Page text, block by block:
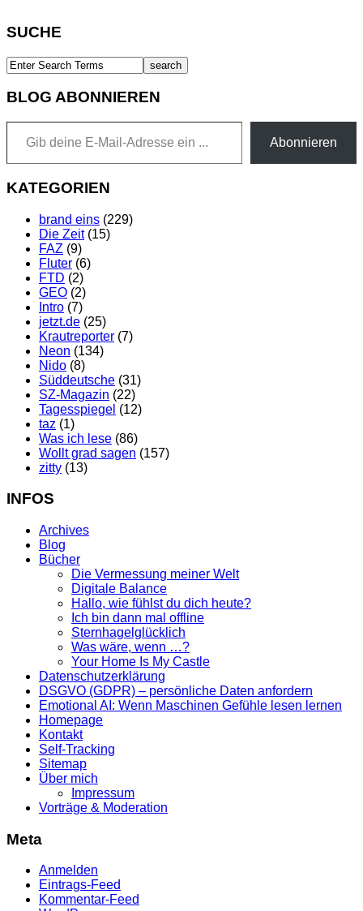
SUCHE
BLOG ABONNIEREN
Gib deine E-Mail-Adresse ein ...
Abonnieren
KATEGORIEN
brand eins (229)
Die Zeit(15)
FAZ (9)
Fluter (6)
FTD (2)
GEO (2)
Intro (7)
jetzt.de (25)
Krautreporter (7)
Neon (134)
Nido (8)
Süddeutsche (31)
SZ-Magazin (22)
Tagesspiegel (12)
taz (1)
Was ich lese (86)
Wollt grad sagen (157)
zitty (13)
INFOS
Archives
Blog
Bücher
Die Vermessung meiner Welt
Digitale Balance
Hallo, wie fühlst du dich heute?
Ich bin dann mal offline
Sternhagelglücklich
Was wäre, wenn …?
Your Home Is My Castle
Datenschutzerklärung
DSGVO (GDPR) – persönliche Daten anfordern
Emotional AI: Wenn Maschinen Gefühle lesen lernen
Homepage
Kontakt
Self-Tracking
Sitemap
Über mich
Impressum
Vorträge & Moderation
Meta
Anmelden
Eintrags-Feed
Kommentar-Feed